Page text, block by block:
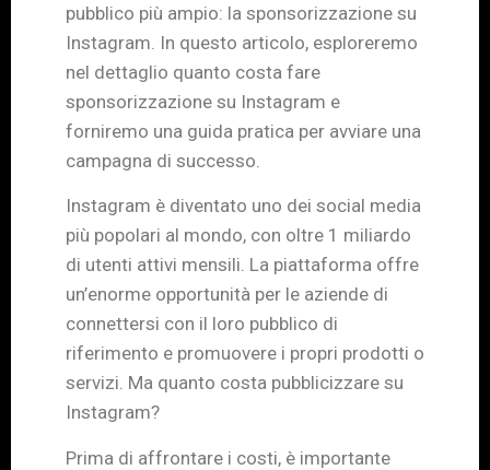
pubblico più ampio: la sponsorizzazione su
Instagram. In questo articolo, esploreremo
nel dettaglio quanto costa fare
sponsorizzazione su Instagram e
forniremo una guida pratica per avviare una
campagna di successo.
Instagram è diventato uno dei social media
più popolari al mondo, con oltre 1 miliardo
di utenti attivi mensili. La piattaforma offre
un’enorme opportunità per le aziende di
connettersi con il loro pubblico di
riferimento e promuovere i propri prodotti o
servizi. Ma quanto costa pubblicizzare su
Instagram?
Prima di affrontare i costi, è importante